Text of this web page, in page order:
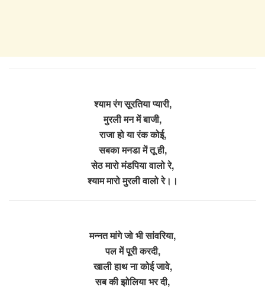
श्याम रंग सूरतिया प्यारी,
मुरली मन में बाजी,
राजा हो या रंक कोई,
सबका मनडा में तू ही,
सेठ मारो मंडपिया वालो रे,
श्याम मारो मुरली वालो रे।।
मन्नत मांगे जो भी सांवरिया,
पल में पूरी करदी,
खाली हाथ ना कोई जावे,
सब की झोलिया भर दी,